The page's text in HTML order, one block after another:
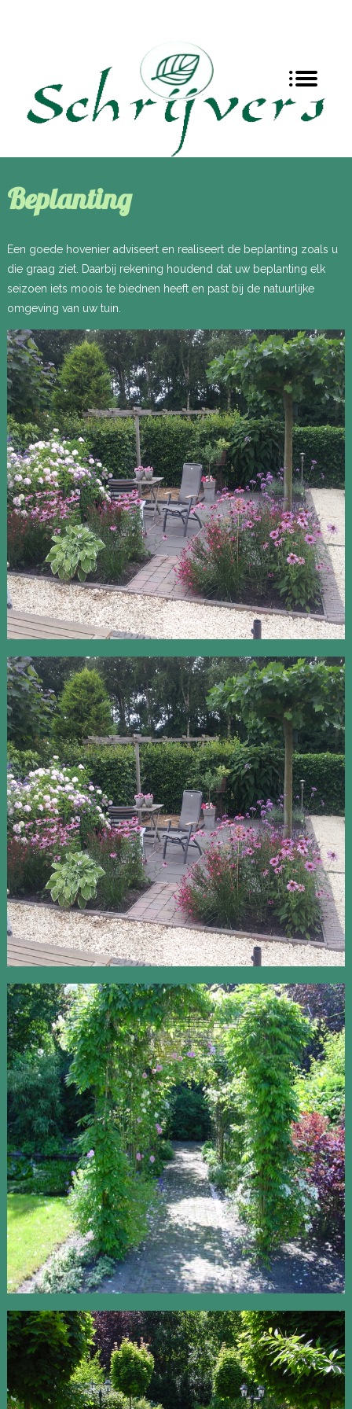
Beplanting
Een goede hovenier adviseert en realiseert de beplanting zoals u
die graag ziet. Daarbij rekening houdend dat uw beplanting elk
seizoen iets moois te biednen heeft en past bij de natuurlijke
omgeving van uw tuin.